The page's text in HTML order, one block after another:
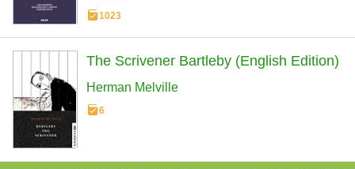
1023
The Scrivener Bartleby (English Edition)
Herman Melville
6